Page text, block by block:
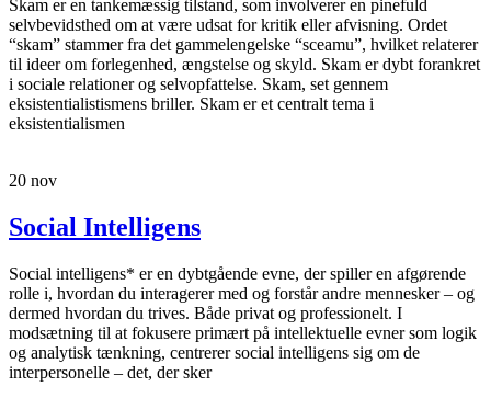
Skam er en tankemæssig tilstand, som involverer en pinefuld
selvbevidsthed om at være udsat for kritik eller afvisning. Ordet
“skam” stammer fra det gammelengelske “sceamu”, hvilket relaterer
til ideer om forlegenhed, ængstelse og skyld. Skam er dybt forankret
i sociale relationer og selvopfattelse. Skam, set gennem
eksistentialistismens briller. Skam er et centralt tema i
eksistentialismen
20 nov
Social Intelligens
Social intelligens* er en dybtgående evne, der spiller en afgørende
rolle i, hvordan du interagerer med og forstår andre mennesker – og
dermed hvordan du trives. Både privat og professionelt. I
modsætning til at fokusere primært på intellektuelle evner som logik
og analytisk tænkning, centrerer social intelligens sig om de
interpersonelle – det, der sker